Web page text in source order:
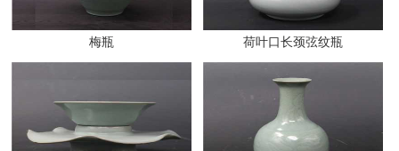
梅瓶 荷叶口长颈弦纹瓶